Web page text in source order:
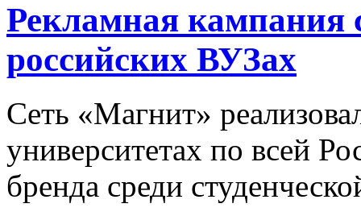
Рекламная кампания
российских ВУЗах
Сеть «Магнит»
университетах по всей
бренда среди